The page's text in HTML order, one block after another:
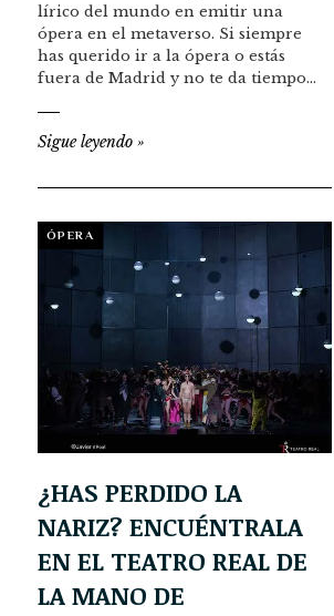
lírico del mundo en emitir una
ópera en el metaverso. Si siempre
has querido ir a la ópera o estás
fuera de Madrid y no te da tiempo…
Sigue leyendo »
ÓPERA
¿HAS PERDIDO LA
NARIZ? ENCUÉNTRALA
EN EL TEATRO REAL DE
LA MANO DE